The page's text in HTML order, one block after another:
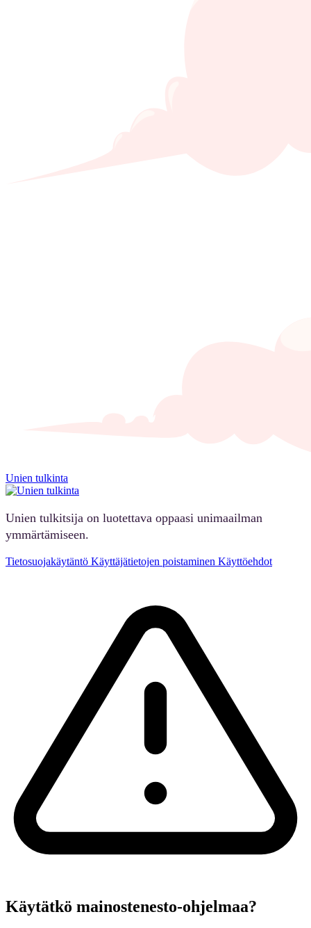
Unien tulkinta
Unien tulkitsija on luotettava oppaasi unimaailman
ymmärtämiseen.
Tietosuojakäytäntö Käyttäjätietojen poistaminen Käyttöehdot
Käytätkö mainostenesto-ohjelmaa?